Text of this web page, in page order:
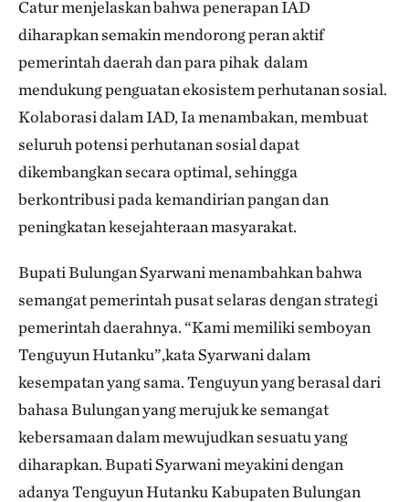
Catur menjelaskan bahwa penerapan IAD
diharapkan semakin mendorong peran aktif
pemerintah daerah dan para pihak dalam
mendukung penguatan ekosistem perhutanan sosial.
Kolaborasi dalam IAD, Ia menambakan, membuat
seluruh potensi perhutanan sosial dapat
dikembangkan secara optimal, sehingga
berkontribusi pada kemandirian pangan dan
peningkatan kesejahteraan masyarakat.
Bupati Bulungan Syarwani menambahkan bahwa
semangat pemerintah pusat selaras dengan strategi
pemerintah daerahnya. “Kami memiliki semboyan
Tenguyun Hutanku”,kata Syarwani dalam
kesempatan yang sama. Tenguyun yang berasal dari
bahasa Bulungan yang merujuk ke semangat
kebersamaan dalam mewujudkan sesuatu yang
diharapkan. Bupati Syarwani meyakini dengan
adanya Tenguyun Hutanku Kabupaten Bulungan